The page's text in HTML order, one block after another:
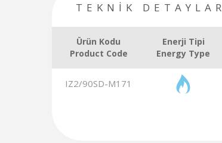
TEKNİK DETAYLAR
Ürün Kodu
Product Code
Enerji Tipi
Energy Type
IZ2/90SD-M171